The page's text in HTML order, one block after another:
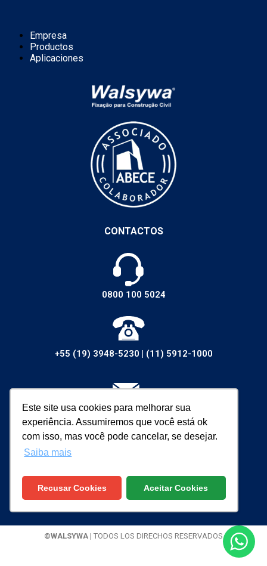
Este site usa cookies para melhorar sua
experiência. Assumiremos que você está ok
com isso, mas você pode cancelar, se desejar.
Saiba mais
Recusar Cookies Aceitar Cookies
Empresa
Productos
Aplicaciones
CONTACTOS
0800 100 5024
+55 (19) 3948-5230 | (11) 5912-1000
vendas@walsywa.com.br
©WALSYWA | TODOS LOS DIRECHOS RESERVADOS